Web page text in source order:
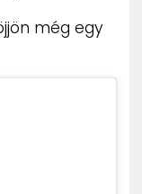
még egy